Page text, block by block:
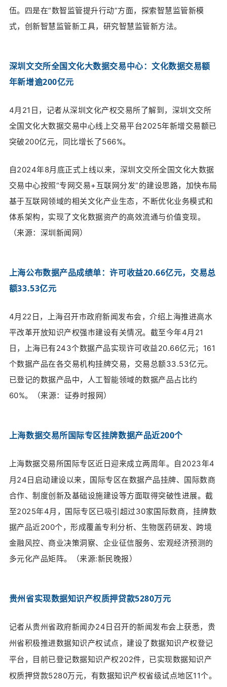
伍。四是在“数智监管提升行动”方面，探索智慧监管新模
式，创新智慧监管新工具，研究智慧监管新方法。
深圳文交所全国文化大数据交易中心：文化数据交易额
年新增逾200亿元
4月21日，记者从深圳文化产权交易所了解到，深圳文交所
全国文化大数据交易中心线上交易平台2025年新增交易额已
突破200亿元，同比增长了566%。
自2024年8月底正式上线以来，深圳文交所全国文化大数据
交易中心按照“专网交易+互联网分发”的建设思路，加快布局
基于互联网领域的相关文化产业生态，不断优化业务模式和
体系架构，实现了文化数据资产的高效流通与价值变现。
（来源： 深圳新闻网）
上海公布数据产品成绩单：许可收益20.66亿元，交易总
额33.53亿元
4月22日，上海召开市政府新闻发布会，介绍上海推进高水
平改革开放知识产权强市建设有关情况。 截至今年4月21
日，上海已有243个数据产品实现许可收益20.66亿元；161
个数据产品在各交易机构挂牌交易，交易总额33.53亿元。
已登记的数据产品中，人工智能领域的数据产品占比约
60%。（来源： 证券时报网）
上海数据交易所国际专区挂牌数据产品近200个
上海数据交易所国际专区近日迎来成立两周年。自2023年4
月24日启动建设以来，国际专区在数据产品挂牌、国际数商
合作、制度创新及基础设施建设等方面取得突破性进展。截
至2025年4月，国际专区已吸引超过30家国际数商，挂牌数
据产品近200个，形成覆盖专利分析、生物医药研发、跨境
金融风控、商业决策洞察、企业征信服务、宏观经济预测的
多元化产品矩阵。（来源:新民晚报）
贵州省实现数据知识产权质押贷款5280万元
记者从贵州省政府新闻办24日召开的新闻发布会上获悉，贵
州省积极推进数据知识产权试点，建设了数据知识产权登记
平台，目前已登记数据知识产权202件，已实现数据知识产
权质押贷款5280万元，有数据知识产权省级试点地区11个。